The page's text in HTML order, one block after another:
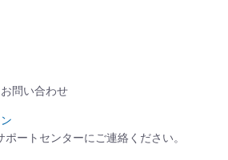
問い合わせ
ートセンターにご連絡ください。